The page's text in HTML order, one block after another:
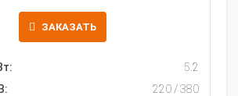
ЗАКАЗАТЬ
5.2
220 / 380